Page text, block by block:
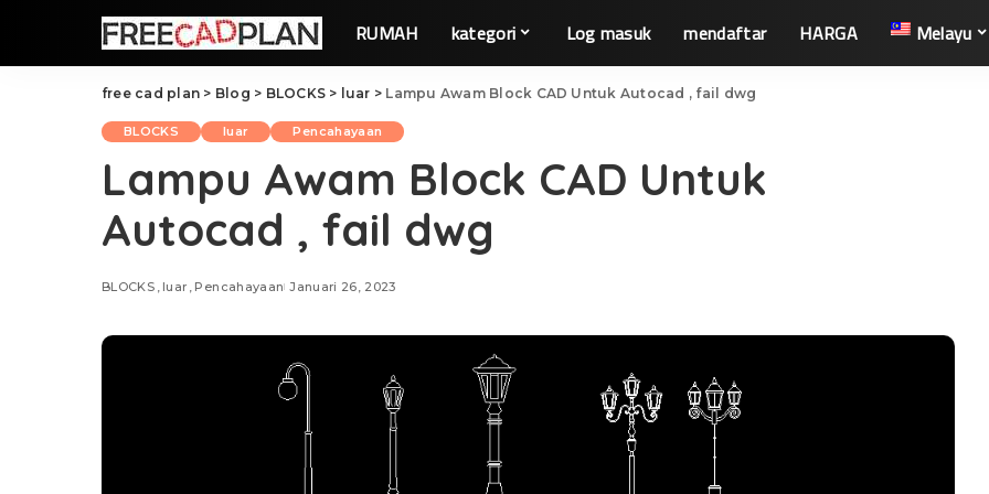
RUMAH kategori Log masuk mendaftar HARGA Melayu
free cad plan > Blog > BLOCKS > luar > Lampu Awam Block CAD Untuk Autocad , fail dwg
BLOCKS luar Pencahayaan
Lampu Awam Block CAD Untuk
Autocad , fail dwg
BLOCKS luar Pencahayaan Januari 26, 2023